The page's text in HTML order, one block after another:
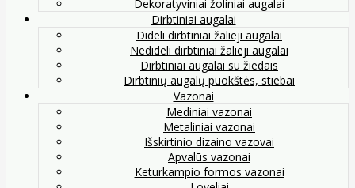
Dekoratyviniai žoliniai augalai
Dirbtiniai augalai
Dideli dirbtiniai žalieji augalai
Nedideli dirbtiniai žalieji augalai
Dirbtiniai augalai su žiedais
Dirbtinių augalų puokštės, stiebai
Vazonai
Mediniai vazonai
Metaliniai vazonai
Išskirtinio dizaino vazovai
Apvalūs vazonai
Keturkampio formos vazonai